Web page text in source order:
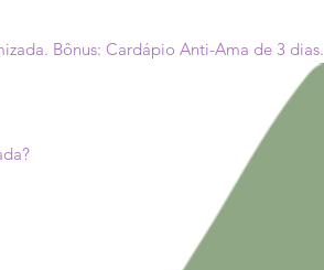
Bônus: Cardápio Anti-Ama de 3 dias.